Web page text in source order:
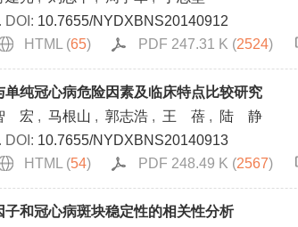
DOI: 10.7655/NYDXBNS20140912
HTML (65) PDF 247.31 K (2524)
单纯冠心病危险因素及临床特点比较研究
宏 , 马根山 , 郭志浩 , 王 蓓 ,
陆 静
DOI: 10.7655/NYDXBNS20140913
HTML (54) PDF 248.49 K (2567)
子和冠心病斑块稳定性的相关性分析